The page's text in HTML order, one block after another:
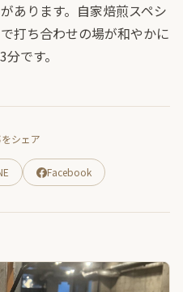
あります。自家焙煎スペシ
打ち合わせの場が和やかに
です。
シェア
Facebook